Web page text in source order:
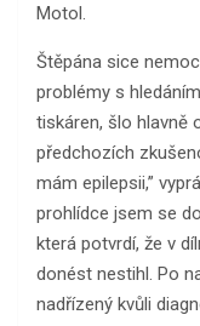
Motol.
Štěpána sice
problémy s
tiskáren, šlo hlavně
předchozích
mám epilepsii,”
prohlídce jsem se
která potvrdí, že v
donést nestihl. Po
nadřízený kvůli